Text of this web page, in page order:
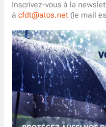
Inscrivez-vous à la
à cfdt@atos.net(le mail